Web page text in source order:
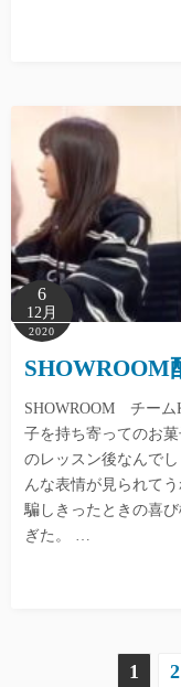
6
12月
2020
SHOWROOM
SHOWROOM チーム
子を持ち寄ってのお
のレッスン後なんで
んな表情が見られて
騙しきったときの喜
ぎた。 …
1 2